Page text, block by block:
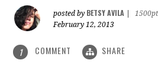
posted by BETSY AVILA
1500pt
February 12, 2013
1 COMMENT SHARE